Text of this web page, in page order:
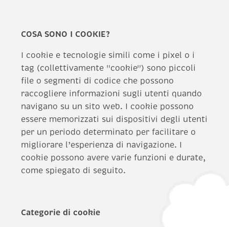
COSA SONO I COOKIE?
I cookie e tecnologie simili come i pixel o i
tag (collettivamente "cookie") sono piccoli
file o segmenti di codice che possono
raccogliere informazioni sugli utenti quando
navigano su un sito web. I cookie possono
essere memorizzati sui dispositivi degli utenti
per un periodo determinato per facilitare o
migliorare l’esperienza di navigazione. I
cookie possono avere varie funzioni e durate,
come spiegato di seguito.
Categorie di cookie